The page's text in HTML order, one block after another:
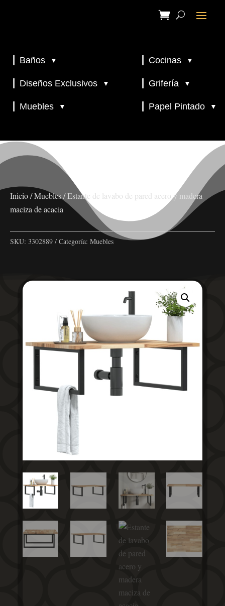
Baños ▼ Cocinas ▼
Diseños Exclusivos ▼ Grifería ▼
Muebles ▼ Papel Pintado ▼
Inicio/Muebles/ Estante de lavabo de pared acero y madera
maciza de acacia
SKU: 3302889 Categoría: Muebles